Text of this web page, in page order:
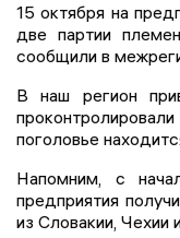
15 октября на
две партии
сообщили в
В наш регион
поголовье
Напомним, с
предприятия
из Словакии, Чехии